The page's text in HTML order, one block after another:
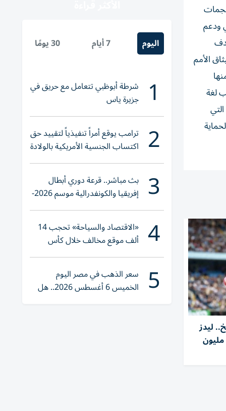
ودعم
الأمم
لغة
ليدز
يونايتد يضم ترافورد مقابل 54 مليون
اليوم 7 أيام 30 يومًا
1 شرطة أبوظبي تتعامل مع حريق في
جزيرة ياس
2 ترامب يوقع أمراً تنفيذياً لتقييد حق
اكتساب الجنسية الأمريكية بالولادة
3 بث مباشر.. قرعة دوري أبطال
إفريقيا والكونفدرالية موسم 2026-
2027
4 «الاقتصاد والسياحة» تحجب 14
ألف موقع مخالف خلال كأس
العالم 2026
5 سعر الذهب في مصر اليوم
الخميس 6 أغسطس 2026.. هل